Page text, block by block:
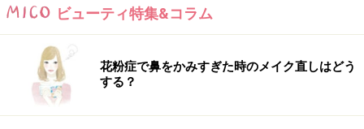
炭水化物抜きダイエット……ご飯やパンといった
炭水化物をすべて抜く方法。
アトキンス・ダイエット
……1日に摂取する糖質
量を20g以内にまで抑える方法。ケトン体ダイエ
ビューティ特集&コラム
花粉症で鼻をかみすぎた時のメイク直しはどう
する？